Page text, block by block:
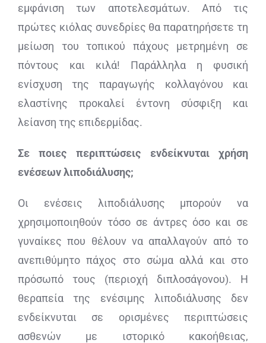
εμφάνιση των αποτελεσμάτων. Από τις
πρώτες κιόλας συνεδρίες θα παρατηρήσετε τη
μείωση του τοπικού πάχους μετρημένη σε
πόντους και κιλά! Παράλληλα η φυσική
ενίσχυση της παραγωγής κολλαγόνου και
ελαστίνης προκαλεί έντονη σύσφιξη και
λείανση της επιδερμίδας.
Σε ποιες περιπτώσεις ενδείκνυται χρήση
ενέσεων λιποδιάλυσης;
Οι ενέσεις λιποδιάλυσης μπορούν να
χρησιμοποιηθούν τόσο σε άντρες όσο και σε
γυναίκες που θέλουν να απαλλαγούν από το
ανεπιθύμητο πάχος στο σώμα αλλά και στο
πρόσωπό τους (περιοχή διπλοσάγονου). Η
θεραπεία της ενέσιμης λιποδιάλυσης δεν
ενδείκνυται σε ορισμένες περιπτώσεις
ασθενών με ιστορικό κακοήθειας,